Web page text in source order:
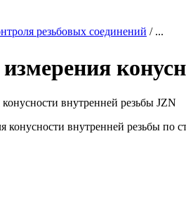
резьбовых соединений / ...
конусности внутренней резьбы по